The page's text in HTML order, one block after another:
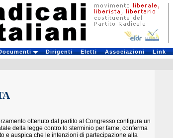
Dirigenti Eletti Associazioni Link
ottenuto dal partito al Congresso configura un
della legge contro lo sterminio per fame, conferma
e auspica che le intenzioni di partecipazione alla